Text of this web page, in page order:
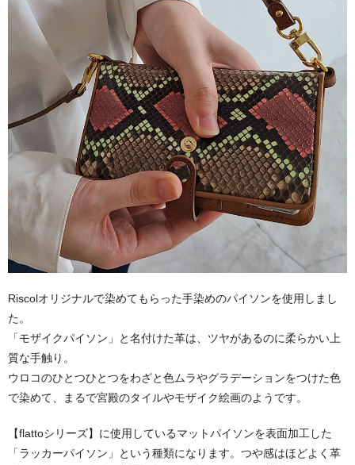
Riscolオリジナルで染めてもらった手染めのパイソンを使用しまし
た。
「モザイクパイソン」と名付けた革は、ツヤがあるのに柔らかい上
質な手触り。
ウロコのひとつひとつをわざと色ムラやグラデーションをつけた色
で染めて、まるで宮殿のタイルやモザイク絵画のようです。
【flattoシリーズ】に使用しているマットパイソンを表面加工した
「ラッカーパイソン」という種類になります。つや感はほどよく革